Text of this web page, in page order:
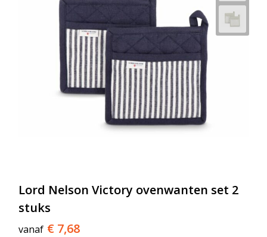
Lord Nelson Victory ovenwanten set 2
stuks
vanaf € 7,68